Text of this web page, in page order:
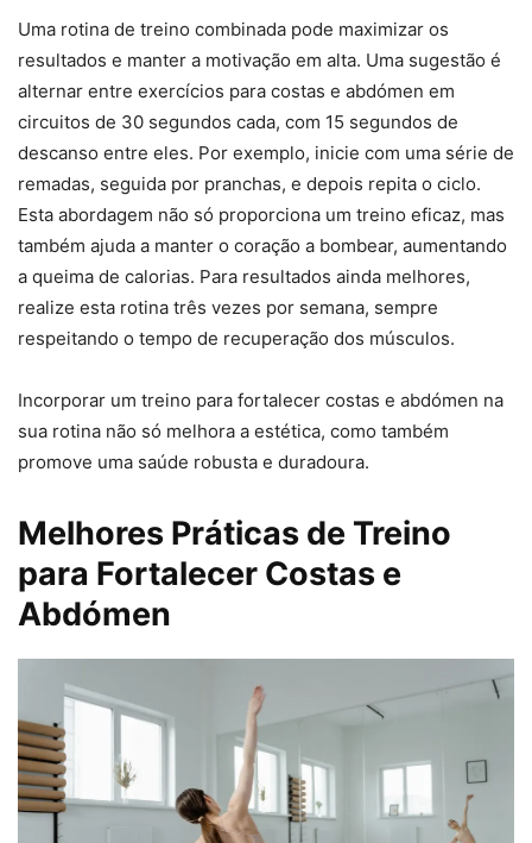
Uma rotina de treino combinada pode maximizar os
resultados e manter a motivação em alta. Uma sugestão é
alternar entre exercícios para costas e abdómen em
circuitos de 30 segundos cada, com 15 segundos de
descanso entre eles. Por exemplo, inicie com uma série de
remadas, seguida por pranchas, e depois repita o ciclo.
Esta abordagem não só proporciona um treino eficaz, mas
também ajuda a manter o coração a bombear, aumentando
a queima de calorias. Para resultados ainda melhores,
realize esta rotina três vezes por semana, sempre
respeitando o tempo de recuperação dos músculos.
Incorporar um treino para fortalecer costas e abdómen na
sua rotina não só melhora a estética, como também
promove uma saúde robusta e duradoura.
Melhores Práticas de Treino
para Fortalecer Costas e
Abdómen